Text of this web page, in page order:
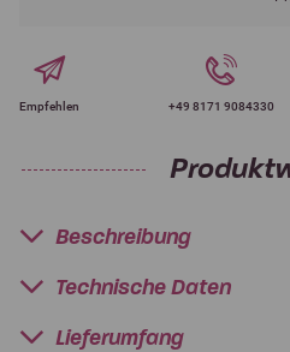
Empfehlen +49 8171 9084330
Beschreibung
Technische Daten
Lieferumfang